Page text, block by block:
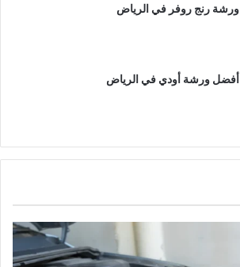
ورشة رنج روفر في الرياض
أفضل ورشة أودي في الرياض